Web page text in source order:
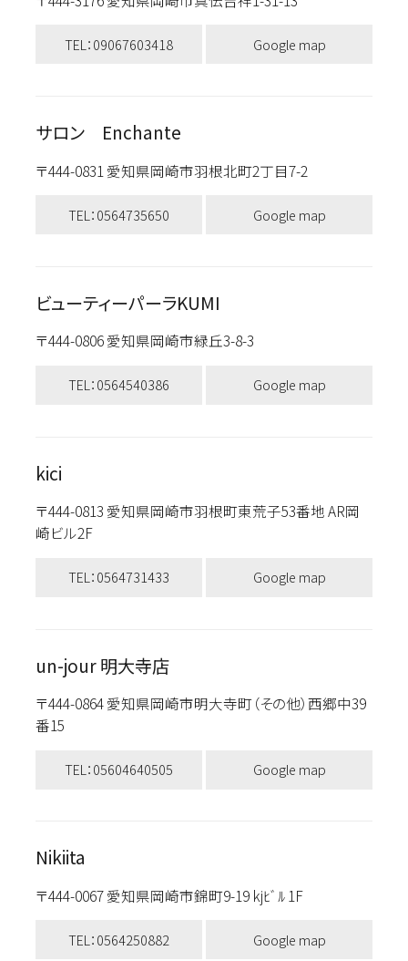
TEL：09067603418 Google map
サロン Enchante
〒444-0831 愛知県岡崎市羽根北町2丁目7-2
TEL：0564735650 Google map
ビューティーパーラKUMI
〒444-0806 愛知県岡崎市緑丘3-8-3
TEL：0564540386 Google map
kici
〒444-0813 愛知県岡崎市羽根町東荒子53番地 AR岡
崎ビル2F
TEL：0564731433 Google map
un-jour 明大寺店
〒444-0864 愛知県岡崎市明大寺町（その他）西郷中39
番15
TEL：05604640505 Google map
Nikiita
〒444-0067 愛知県岡崎市錦町9-19 kjﾋﾞﾙ 1F
TEL：0564250882 Google map